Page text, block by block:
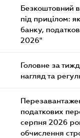
Безкоштовний
під прицілом:
банку,
2026"
Головне за
нагляд та
податкових
серпня 2026
обчислення